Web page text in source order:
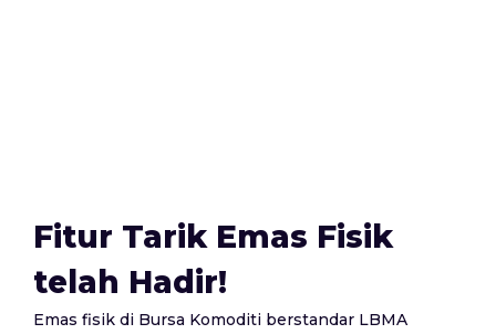
Fitur Tarik Emas Fisik
telah Hadir!
Emas fisik di Bursa Komoditi berstandar LBMA